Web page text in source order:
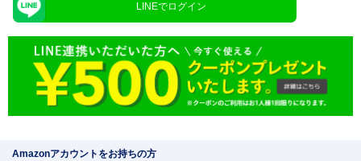
LINEでログイン
Amazonアカウントをお持ちの方